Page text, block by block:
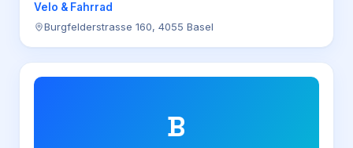
Velo & Fahrrad
Burgfelderstrasse 160, 4055 Basel
B